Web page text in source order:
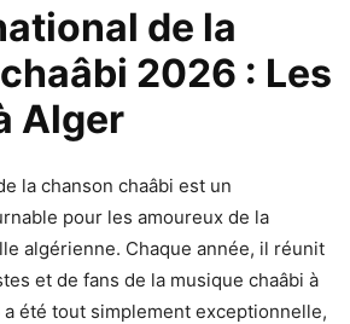
de la
2026 : Les
Alger
la chanson chaâbi est un
pour les amoureux de la
algérienne. Chaque année, il réunit
et de fans de la musique chaâbi à
a été tout simplement exceptionnelle,